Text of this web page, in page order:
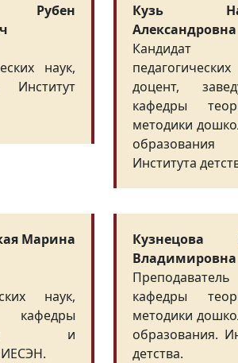
Рубен
наук,
Институт
Кузь
Александровна
Кандидат
доцент,
кафедры
методики
образования
Института
Марина
наук,
и
ИЕСЭН.
Кузнецова
Владимировна
Преподаватель
кафедры
методики
образования.
детства.